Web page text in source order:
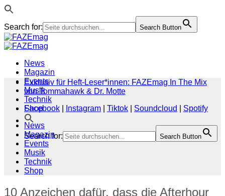
Search for: Search Button
Zum
Inhalt
News
Magazin
Events
Musik
Technik
Shop
Search for: Search Button
Exklusiv für Heft-Leser*innen: FAZEmag In The Mix
von Tommahawk & Dr. Motte
Facebook
Instagram Tiktok Soundcloud
Spotify
News
Magazin
Events
Musik
Technik
Shop
10 Anzeichen dafür, dass die Afterhour